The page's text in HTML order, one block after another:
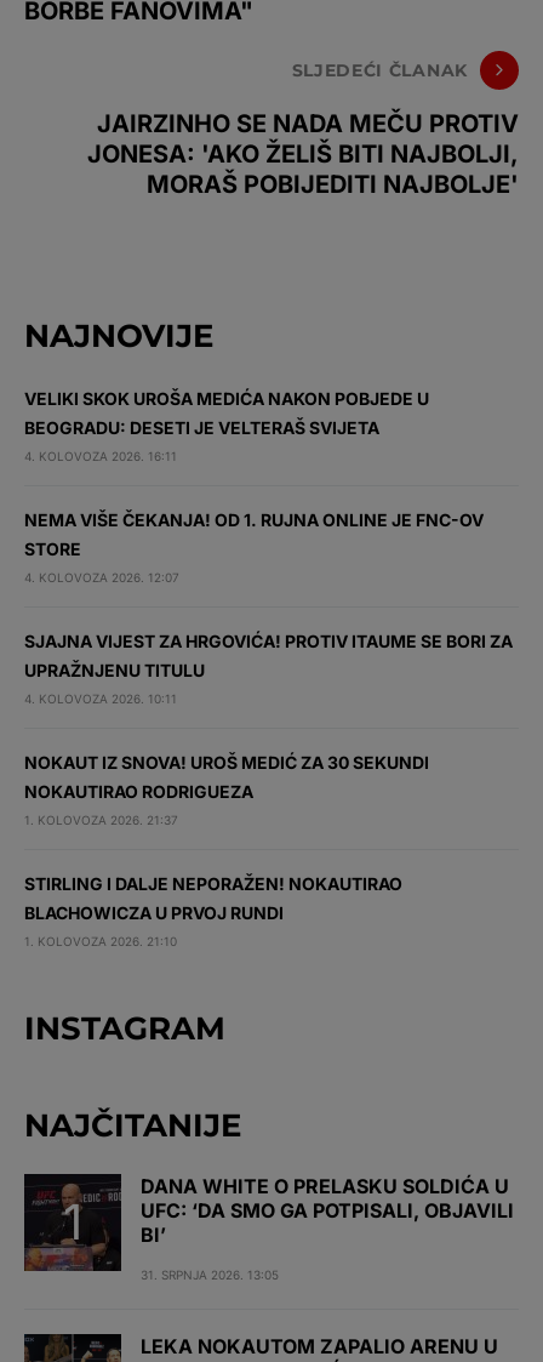
BORBE FANOVIMA"
SLJEDEĆI ČLANAK
JAIRZINHO SE NADA MEČU PROTIV
JONESA: 'AKO ŽELIŠ BITI NAJBOLJI,
MORAŠ POBIJEDITI NAJBOLJE'
NAJNOVIJE
VELIKI SKOK UROŠA MEDIĆA NAKON POBJEDE U
BEOGRADU: DESETI JE VELTERAŠ SVIJETA
4. KOLOVOZA 2026. 16:11
NEMA VIŠE ČEKANJA! OD 1. RUJNA ONLINE JE FNC-OV
STORE
4. KOLOVOZA 2026. 12:07
SJAJNA VIJEST ZA HRGOVIĆA! PROTIV ITAUME SE BORI ZA
UPRAŽNJENU TITULU
4. KOLOVOZA 2026. 10:11
NOKAUT IZ SNOVA! UROŠ MEDIĆ ZA 30 SEKUNDI
NOKAUTIRAO RODRIGUEZA
1. KOLOVOZA 2026. 21:37
STIRLING I DALJE NEPORAŽEN! NOKAUTIRAO
BLACHOWICZA U PRVOJ RUNDI
1. KOLOVOZA 2026. 21:10
INSTAGRAM
NAJČITANIJE
DANA WHITE O PRELASKU SOLDIĆA U
UFC: ‘DA SMO GA POTPISALI, OBJAVILI
BI’
31. SRPNJA 2026. 13:05
LEKA NOKAUTOM ZAPALIO ARENU U